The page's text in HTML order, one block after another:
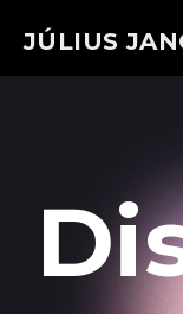
JÚLIUS